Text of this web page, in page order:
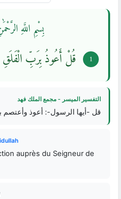
بِسْمِ اللَّهِ
1 قُلْ أَعُوذُ بِرَبِّ الْفَلَقِ
التفسير الميسر - مجمع الملك فهد
قل -أيها الرسول-: أعوذ وأعتصم
auprès du Seigneur de